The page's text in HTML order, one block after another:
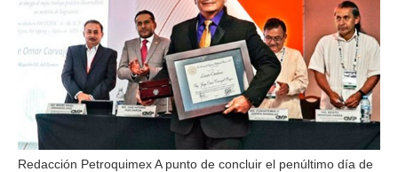
Redacción Petroquimex A punto de concluir el penúltimo día de